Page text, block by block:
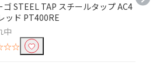
ゴ STEEL TAP スチールタップ AC4
ッド PT400RE
中